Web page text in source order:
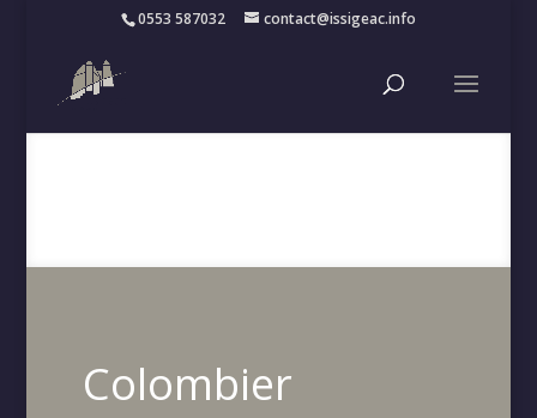
0553 587032 contact@issigeac.info
Colombier